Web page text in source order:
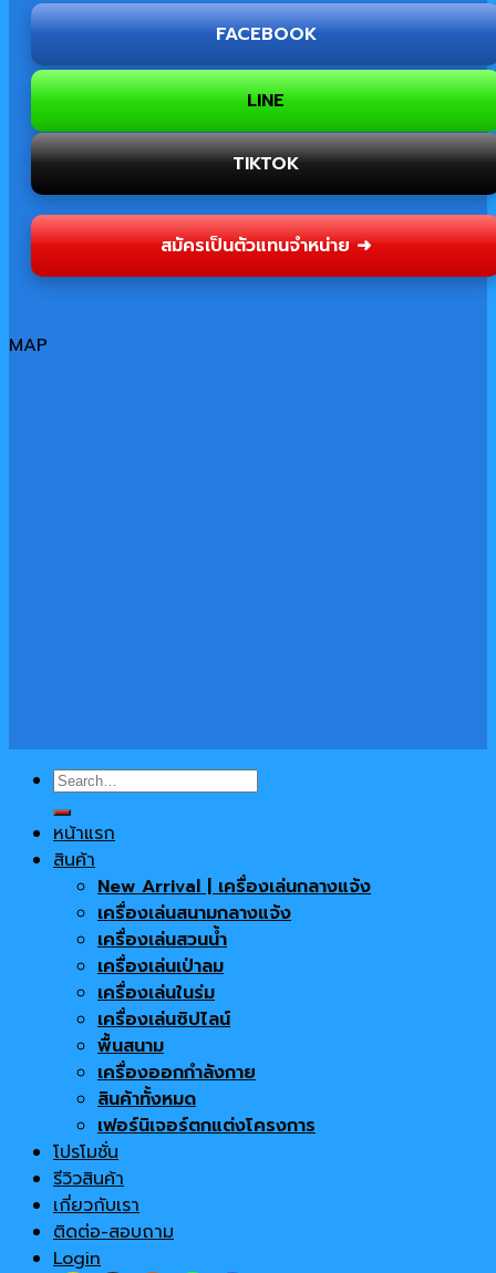
FACEBOOK
LINE
TIKTOK
สมัครเป็นตัวแทนจำหน่าย ➜
MAP
Search
for:
หน้าแรก
สินค้า
New Arrival | เครื่องเล่นกลางแจ้ง
เครื่องเล่นสนามกลางแจ้ง
เครื่องเล่นสวนน้ำ
เครื่องเล่นเป่าลม
เครื่องเล่นในร่ม
เครื่องเล่นซิปไลน์
พื้นสนาม
เครื่องออกกำลังกาย
สินค้าทั้งหมด
เฟอร์นิเจอร์ตกแต่งโครงการ
โปรโมชั่น
รีวิวสินค้า
เกี่ยวกับเรา
ติดต่อ-สอบถาม
Login